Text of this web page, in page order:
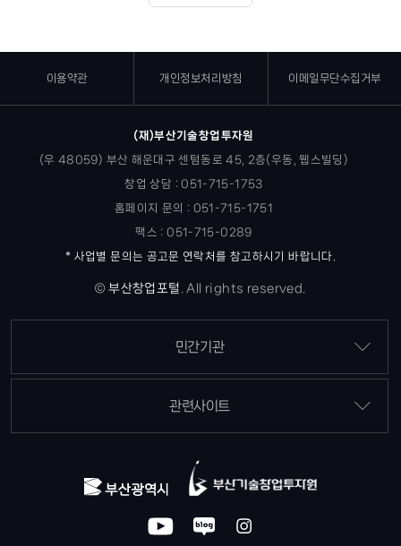
이용약관 개인정보처리방침 이메일무단수집거부
(재)부산기술창업투자원
(우 48059) 부산 해운대구 센텀동로 45, 2층(우동, 웹스빌딩)
창업 상담 : 051-715-1753
홈페이지 문의 : 051-715-1751
팩스 : 051-715-0289
* 사업별 문의는 공고문 연락처를 참고하시기 바랍니다.
©부산창업포털 All rights reserved.
민간기관
관련사이트